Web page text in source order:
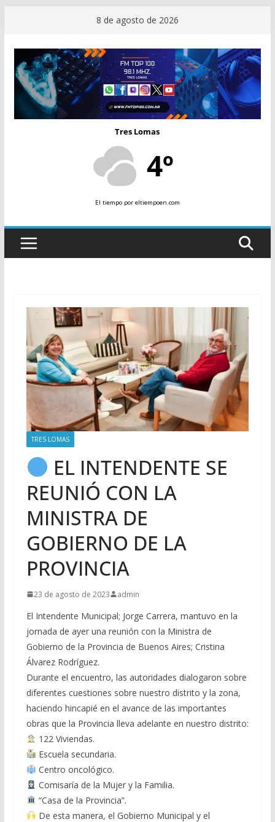
contenido
8 de agosto de 2026
Tres Lomas
4º
El tiempopor eltiempoen.com
TRES LOMAS
EL INTENDENTE SE
REUNIÓ CON LA
MINISTRA DE
GOBIERNO DE LA
PROVINCIA
23 de agosto de 2023 admin
El Intendente Municipal; Jorge Carrera, mantuvo en la
jornada de ayer una reunión con la Ministra de
Gobierno de la Provincia de Buenos Aires; Cristina
Álvarez Rodríguez.
Durante el encuentro, las autoridades dialogaron sobre
diferentes cuestiones sobre nuestro distrito y la zona,
haciendo hincapié en el avance de las importantes
obras que la Provincia lleva adelante en nuestro distrito:
122 Viviendas.
Escuela secundaria.
Centro oncológico.
Comisaría de la Mujer y la Familia.
“Casa de la Provincia”.
De esta manera, el Gobierno Municipal y el